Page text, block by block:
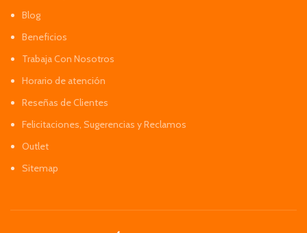
Blog
Beneficios
Trabaja Con Nosotros
Horario de atención
Reseñas de Clientes
Felicitaciones, Sugerencias y Reclamos
Outlet
Sitemap